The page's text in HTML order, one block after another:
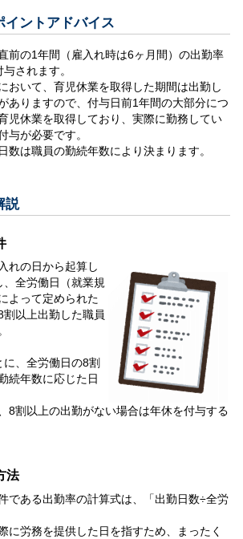
イントアドバイス
前の1年間（雇入れ時は6ヶ月間）の出勤率
されます。
おいて、育児休業を取得した期間は出勤し
ありますので、付与日前1年間の大部分につ
児休業を取得しており、実際に勤務してい
与が必要です。
は職員の勤続年数により決まります。
説
れの日から起算し
全労働日（就業規
よって定められた
以上出勤した職員
、全労働日の8割
続年数に応じた日
8割以上の出勤がない場合は年休を付与する
法
である出勤率の計算式は、「出勤日数÷全労
労務を提供した日を指すため、まったく